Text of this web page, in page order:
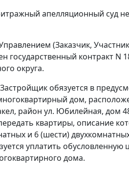
апелляционный суд
(Заказчик,
государственный контракт N
округа.
обязуется в
дом,
район ул. Юбилейная, дом
квартиры, описание
и 6 (шести)
уплатить
дома.